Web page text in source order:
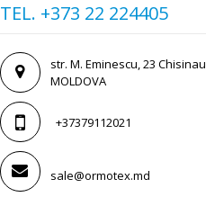
TEL. +373 22 224405
str. M. Eminescu, 23 Chisinau,
MOLDOVA
+37379112021
sale@ormotex.md